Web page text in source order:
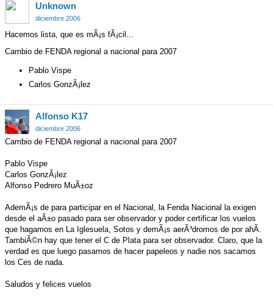
Unknown
diciembre 2006
Hacemos lista, que es mÃ¡s fÃ¡cil...
Cambio de FENDA regional a nacional para 2007
Pablo Vispe
Carlos GonzÃ¡lez
Alfonso K17
diciembre 2006
Cambio de FENDA regional a nacional para 2007
Pablo Vispe
Carlos GonzÃ¡lez
Alfonso Pedrero MuÃ±oz
AdemÃ¡s de para participar en el Nacional, la Fenda Nacional la exigen
desde el aÃ±o pasado para ser observador y poder certificar los vuelos
que hagamos en La Iglesuela, Sotos y demÃ¡s aerÃ³dromos de por ahÃ­.
TambiÃ©n hay que tener el C de Plata para ser observador. Claro, que la
verdad es que luego pasamos de hacer papeleos y nadie nos sacamos
los Ces de nada.
Saludos y felices vuelos